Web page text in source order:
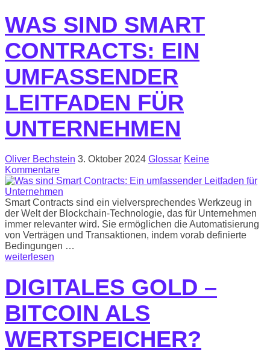
WAS SIND SMART
CONTRACTS: EIN
UMFASSENDER
LEITFADEN FÜR
UNTERNEHMEN
Oliver Bechstein 3. Oktober 2024 Glossar Keine
Kommentare
Smart Contracts sind ein vielversprechendes Werkzeug in
der Welt der Blockchain-Technologie, das für Unternehmen
immer relevanter wird. Sie ermöglichen die Automatisierung
von Verträgen und Transaktionen, indem vorab definierte
Bedingungen …
weiterlesen
DIGITALES GOLD –
BITCOIN ALS
WERTSPEICHER?